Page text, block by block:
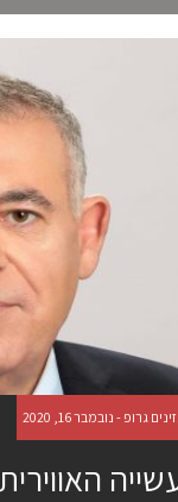
גרופ - נובמבר 16, 2020